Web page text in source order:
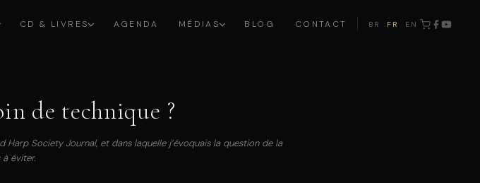
CD & LIVRES AGENDA MÉDIAS BLOG CONTACT BR FR EN
de technique ?
Society Journal, et dans laquelle j’évoquais la question de la
éviter.